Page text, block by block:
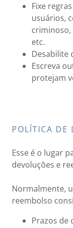
Fixe
usuários,
etc.
Desabilite
Escreva
protejam
POLÍTICA DE
Esse é o lugar
devoluções e
Normalmente,
reembolso
Prazos de